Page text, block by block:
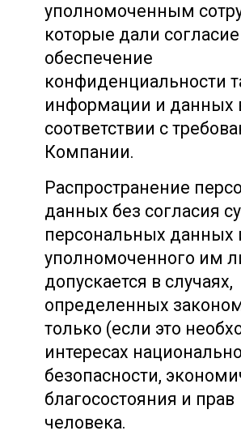
уполномоченным
которые дали
обеспечение
конфиденциальности
информации и данных
соответствии с
Компании.
Распространение
данных без согласия
персональных данных
уполномоченного им
допускается в случаях,
определенных
только (если это
интересах
безопасности,
благосостояния и прав
человека.